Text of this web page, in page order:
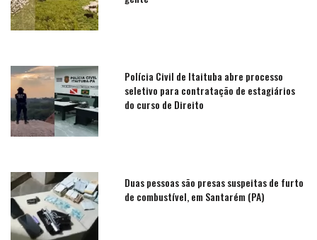
Polícia Civil de Itaituba abre processo
seletivo para contratação de estagiários
do curso de Direito
Duas pessoas são presas suspeitas de furto
de combustível, em Santarém (PA)